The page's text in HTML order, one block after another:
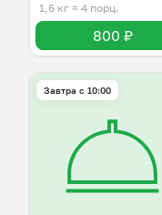
1,6 кг ≈ 4 порц.
800 ₽
Завтра c 10:00